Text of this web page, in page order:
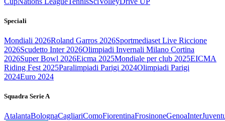
Speciali
Mondiali 2026Roland Garros 2026Sportmediaset Live Riccione
2026Scudetto Inter 2026Olimpiadi Invernali Milano Cortina
2026Super Bowl 2026Eicma 2025Mondiale per club 2025EICMA
Riding Fest 2025Paralimpiadi Parigi 2024Olimpiadi Parigi
2024Euro 2024
Squadra Serie A
AtalantaBolognaCagliariComoFiorentinaFrosinoneGenoaInter